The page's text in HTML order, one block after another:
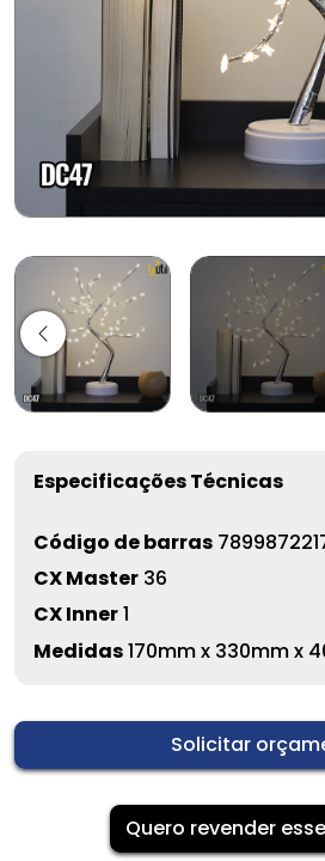
Especificações Técnicas
Código de barras
CX Master 36
CX Inner1
Medidas170mm x 330mm x
Solicitar
Quero revender